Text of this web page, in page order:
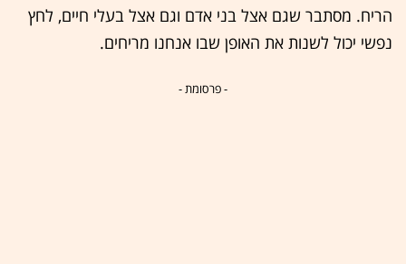
הריח. מסתבר שגם אצל בני אדם וגם אצל בעלי חיים, לחץ
נפשי יכול לשנות את האופן שבו אנחנו מריחים.
- פרסומת -